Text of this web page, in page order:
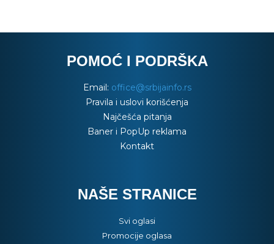
POMOĆ I PODRŠKA
Email: office@srbijainfo.rs
Pravila i uslovi korišćenja
Najčešća pitanja
Baner i PopUp reklama
Kontakt
NAŠE STRANICE
Svi oglasi
Promocije oglasa